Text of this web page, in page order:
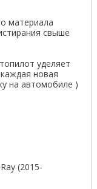
материала
свыше
уделяет
новая
на автомобиле )
(2015-